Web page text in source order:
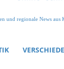
und regionale News